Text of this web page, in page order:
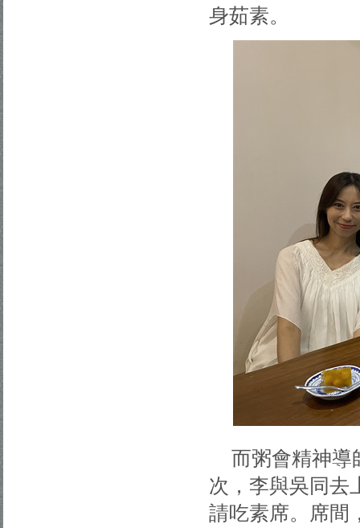
身茹素。
而粥會精神導
次，李與吳同去
請吃素席。席間